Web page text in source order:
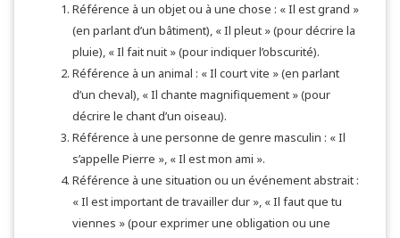
Référence à un objet ou à une chose : « Il est grand »
(en parlant d’un bâtiment), « Il pleut » (pour décrire la
pluie), « Il fait nuit » (pour indiquer l’obscurité).
Référence à un animal : « Il court vite » (en parlant
d’un cheval), « Il chante magnifiquement » (pour
décrire le chant d’un oiseau).
Référence à une personne de genre masculin : « Il
s’appelle Pierre », « Il est mon ami ».
Référence à une situation ou un événement abstrait :
« Il est important de travailler dur », « Il faut que tu
viennes » (pour exprimer une obligation ou une